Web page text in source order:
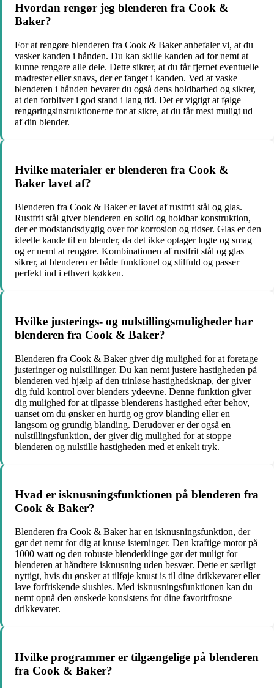
Hvordan rengør jeg blenderen fra Cook &
Baker?
For at rengøre blenderen fra Cook & Baker anbefaler vi, at du
vasker kanden i hånden. Du kan skille kanden ad for nemt at
kunne rengøre alle dele. Dette sikrer, at du får fjernet eventuelle
madrester eller snavs, der er fanget i kanden. Ved at vaske
blenderen i hånden bevarer du også dens holdbarhed og sikrer,
at den forbliver i god stand i lang tid. Det er vigtigt at følge
rengøringsinstruktionerne for at sikre, at du får mest muligt ud
af din blender.
Hvilke materialer er blenderen fra Cook &
Baker lavet af?
Blenderen fra Cook & Baker er lavet af rustfrit stål og glas.
Rustfrit stål giver blenderen en solid og holdbar konstruktion,
der er modstandsdygtig over for korrosion og ridser. Glas er den
ideelle kande til en blender, da det ikke optager lugte og smag
og er nemt at rengøre. Kombinationen af rustfrit stål og glas
sikrer, at blenderen er både funktionel og stilfuld og passer
perfekt ind i ethvert køkken.
Hvilke justerings- og nulstillingsmuligheder har
blenderen fra Cook & Baker?
Blenderen fra Cook & Baker giver dig mulighed for at foretage
justeringer og nulstillinger. Du kan nemt justere hastigheden på
blenderen ved hjælp af den trinløse hastighedsknap, der giver
dig fuld kontrol over blenders ydeevne. Denne funktion giver
dig mulighed for at tilpasse blenderens hastighed efter behov,
uanset om du ønsker en hurtig og grov blanding eller en
langsom og grundig blanding. Derudover er der også en
nulstillingsfunktion, der giver dig mulighed for at stoppe
blenderen og nulstille hastigheden med et enkelt tryk.
Hvad er isknusningsfunktionen på blenderen fra
Cook & Baker?
Blenderen fra Cook & Baker har en isknusningsfunktion, der
gør det nemt for dig at knuse isterninger. Den kraftige motor på
1000 watt og den robuste blenderklinge gør det muligt for
blenderen at håndtere isknusning uden besvær. Dette er særligt
nyttigt, hvis du ønsker at tilføje knust is til dine drikkevarer eller
lave forfriskende slushies. Med isknusningsfunktionen kan du
nemt opnå den ønskede konsistens for dine favoritfrosne
drikkevarer.
Hvilke programmer er tilgængelige på blenderen
fra Cook & Baker?